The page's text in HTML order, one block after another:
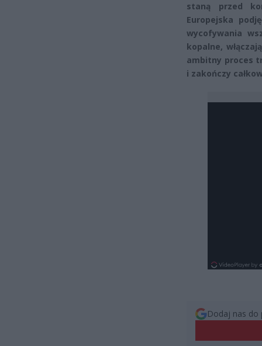
staną przed
Europejska
wycofywania
kopalne,
ambitny proces
i zakończy
Dodaj nas do